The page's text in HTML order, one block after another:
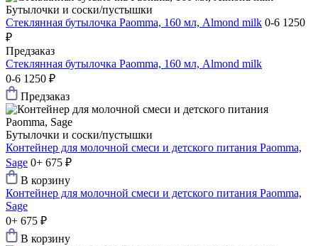
Бутылочки и соски/пустышки
Стеклянная бутылочка Paomma, 160 мл, Almond milk 0-6 1250
₽
Предзаказ
Стеклянная бутылочка Paomma, 160 мл, Almond milk
0-6 1250 ₽
Предзаказ
Бутылочки и соски/пустышки
Контейнер для молочной смеси и детского питания Paomma,
Sage 0+ 675 ₽
В корзину
Контейнер для молочной смеси и детского питания Paomma,
Sage
0+ 675 ₽
В корзину